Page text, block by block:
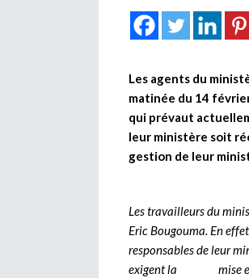
Les agents du
matinée du 14
qui prévaut
leur ministère soit
gestion de leur
Les travailleurs du
Eric Bougouma. En
responsables de leur
exigent la mise en